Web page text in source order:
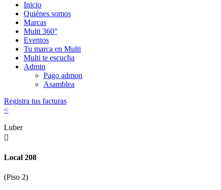
Inicio
Quiénes somos
Marcas
Multi 360°
Eventos
Tu marca en Multi
Multi te escucha
Admin
Pago admon
Asamblea
Registra tus facturas
<
Luber

Local 208
(Piso 2)